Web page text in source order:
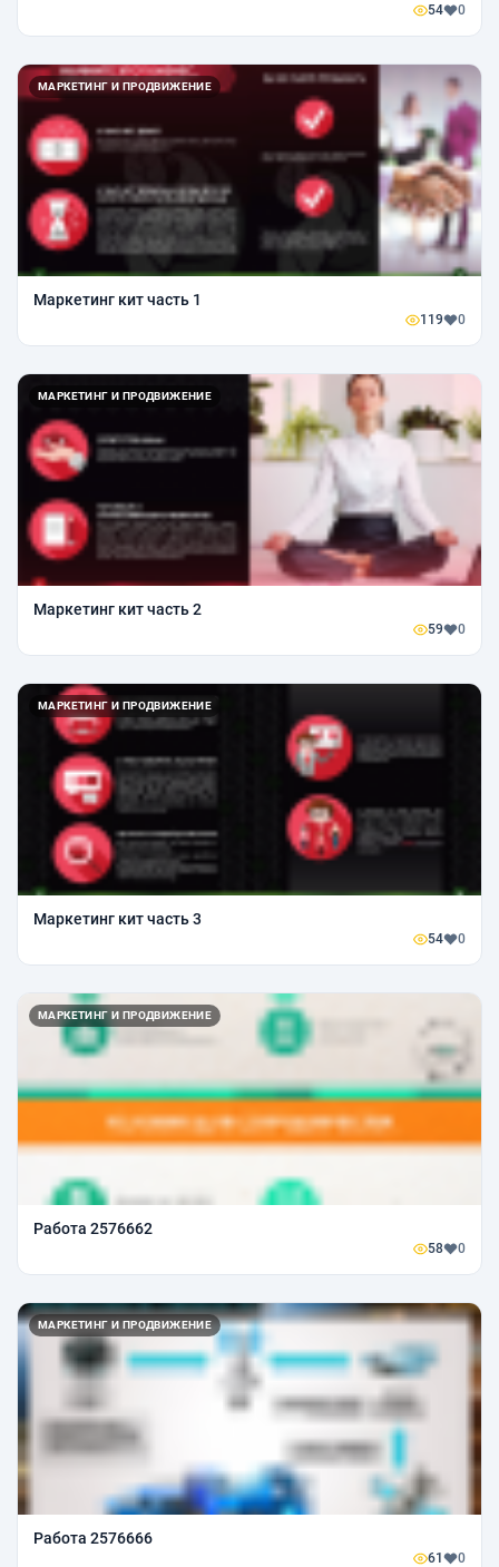
54 0
МАРКЕТИНГ И ПРОДВИЖЕНИЕ
Маркетинг кит часть 1
119 0
МАРКЕТИНГ И ПРОДВИЖЕНИЕ
Маркетинг кит часть 2
59 0
МАРКЕТИНГ И ПРОДВИЖЕНИЕ
Маркетинг кит часть 3
54 0
МАРКЕТИНГ И ПРОДВИЖЕНИЕ
Работа 2576662
58 0
МАРКЕТИНГ И ПРОДВИЖЕНИЕ
Работа 2576666
61 0